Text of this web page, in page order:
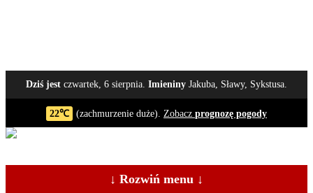
Dziś jestczwartek, 6 sierpnia. ImieninyJakuba, Sławy, Sykstusa.
22℃ (zachmurzenie duże). Zobacz prognozę pogody
↓ Rozwiń menu ↓